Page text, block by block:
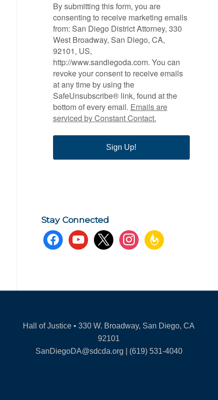
By submitting this form, you are
consenting to receive marketing emails
from: San Diego District Attorney, 330
West Broadway, San Diego, CA,
92101, US,
http://www.sandiegoda.com. You can
revoke your consent to receive emails
at any time by using the
SafeUnsubscribe® link, found at the
bottom of every email. Emails are
serviced by Constant Contact.
Sign Up!
Stay Connected
facebookyoutube x instagramfeedburner
Hall of Justice • 330 W. Broadway, San Diego, CA
92101
SanDiegoDA@sdcda.org | (619) 531-4040